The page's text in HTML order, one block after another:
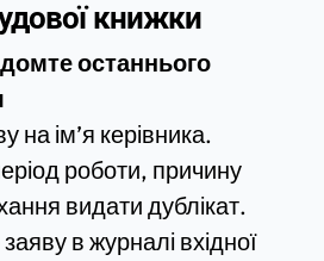
книжки
останнього
на ім’я керівника.
роботи, причину
видати дублікат.
в журналі вхідної